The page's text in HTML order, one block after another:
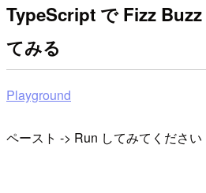
TypeScript で Fizz
てみる
Playground
ペースト -> Run してみてください